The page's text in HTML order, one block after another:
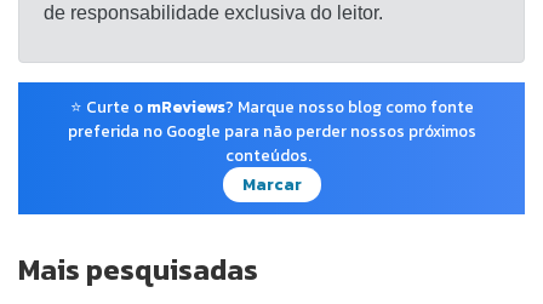
de responsabilidade exclusiva do leitor.
⭐ Curte o mReviews? Marque nosso blog como fonte
preferida no Google para não perder nossos próximos
conteúdos.
Marcar
Mais pesquisadas